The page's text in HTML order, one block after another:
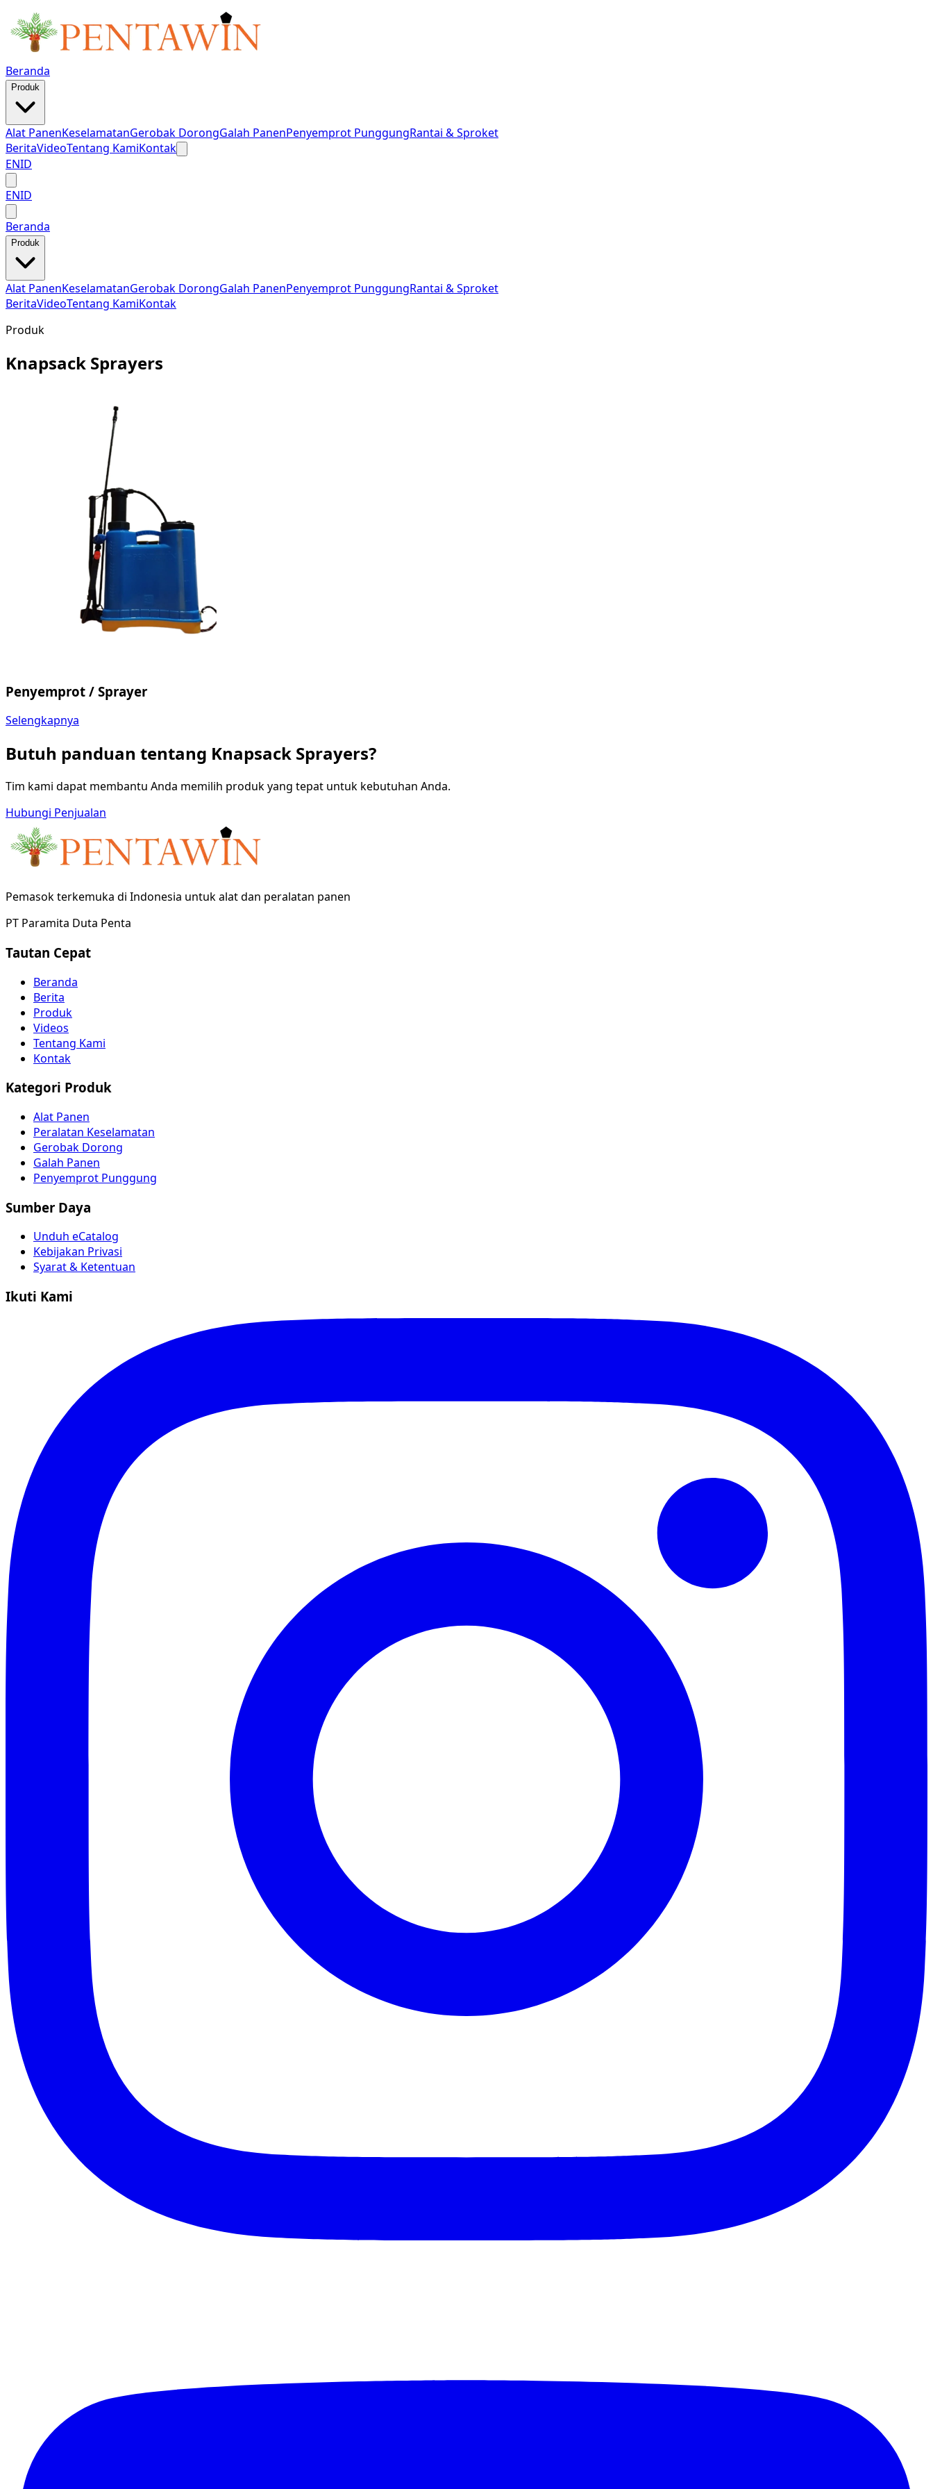
Beranda
Produk
Alat PanenKeselamatanGerobak DorongGalah PanenPenyemprot PunggungRantai & Sproket
BeritaVideoTentang KamiKontak
ENID
ENID
Beranda
Produk
Alat PanenKeselamatanGerobak DorongGalah PanenPenyemprot PunggungRantai & Sproket
BeritaVideoTentang KamiKontak
Produk
Knapsack Sprayers
Penyemprot / Sprayer
Selengkapnya
Butuh panduan tentang Knapsack Sprayers?
Tim kami dapat membantu Anda memilih produk yang tepat untuk kebutuhan Anda.
Hubungi Penjualan
Pemasok terkemuka di Indonesia untuk alat dan peralatan panen
PT Paramita Duta Penta
Tautan Cepat
Beranda
Berita
Produk
Videos
Tentang Kami
Kontak
Kategori Produk
Alat Panen
Peralatan Keselamatan
Gerobak Dorong
Galah Panen
Penyemprot Punggung
Sumber Daya
Unduh eCatalog
Kebijakan Privasi
Syarat & Ketentuan
Ikuti Kami